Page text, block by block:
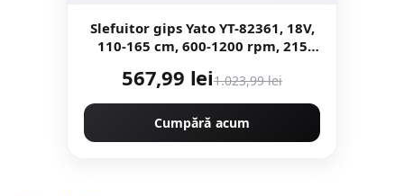
Slefuitor gips Yato YT-82361, 18V,
110-165 cm, 600-1200 rpm, 215
acumulator si incarcator
567,99 lei1.023,99 lei
Cumpără acum